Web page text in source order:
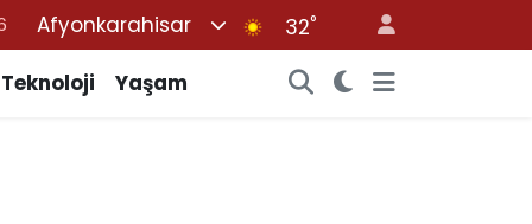
Afyonkarahisar 32°
Teknoloji Yaşam